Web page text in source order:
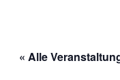
« Alle